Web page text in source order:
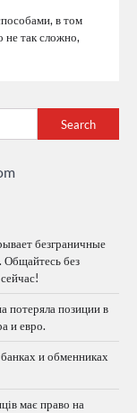
в том
не так сложно,
Search
безграничные
Общайтесь без
потеряла позиции в
и евро.
и обменниках
має право на